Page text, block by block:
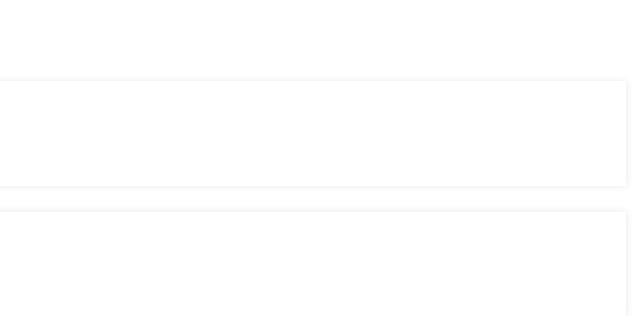
senza complicazioni.
del mercato.
piattaforme e dApp.